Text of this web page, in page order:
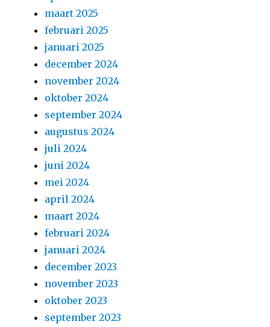
maart 2025
februari 2025
januari 2025
december 2024
november 2024
oktober 2024
september 2024
augustus 2024
juli 2024
juni 2024
mei 2024
april 2024
maart 2024
februari 2024
januari 2024
december 2023
november 2023
oktober 2023
september 2023